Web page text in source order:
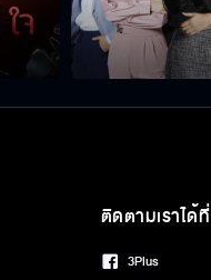
ติดตามเราได้ที่
3Plus